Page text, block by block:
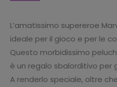
L’amatissimo supereroe
ideale per il gioco e per le
Questo morbidissimo
è un regalo sbalorditivo per
A renderlo speciale, oltre